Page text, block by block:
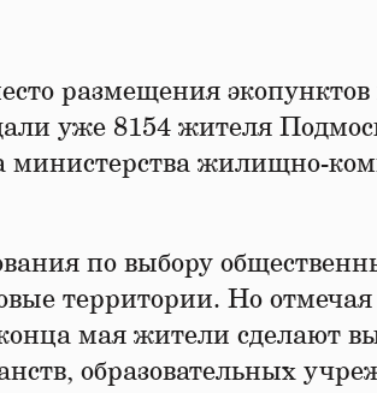
размещения
уже 8154 жителя
министерства жилищно-
по выбору
территории. Но
мая жители сделают
образовательных